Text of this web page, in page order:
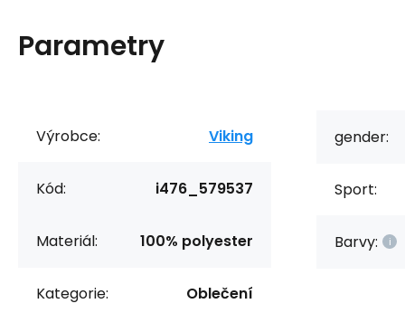
Parametry
Výrobce: Viking
Kód: i476_579537
Materiál: 100% polyester
Kategorie: Oblečení
gender:
Sport:
Barvy: